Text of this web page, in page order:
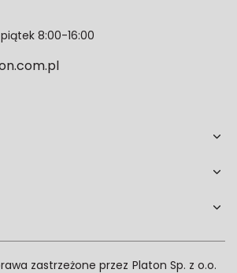
zgody nie wpłynie na
przetwarzania dokonanego przed
8:00-16:00
zastrzeżone przez Platon Sp. z o.o.